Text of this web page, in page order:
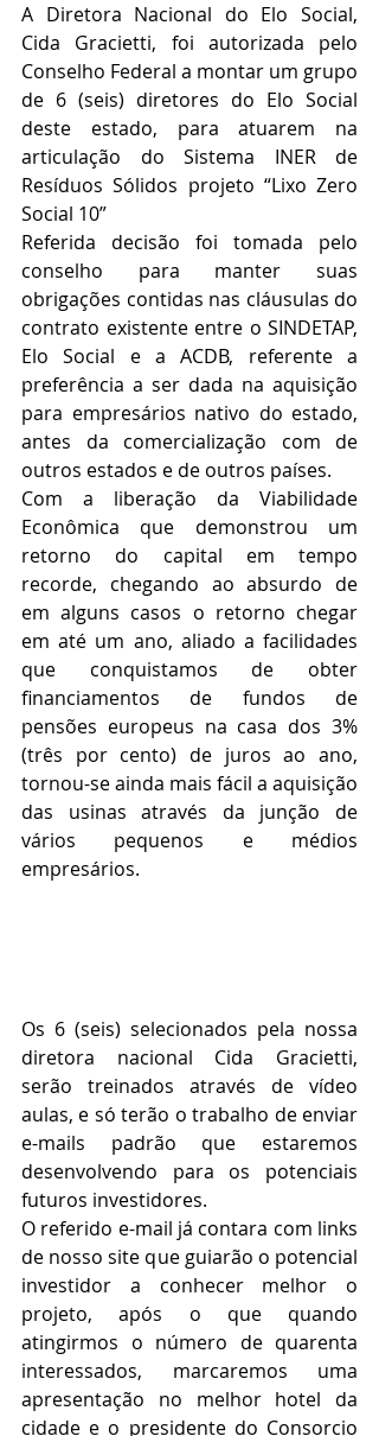
A Diretora Nacional do Elo Social,
Cida Gracietti, foi autorizada pelo
Conselho Federal a montar um grupo
de 6 (seis) diretores do Elo Social
deste estado, para atuarem na
articulação do Sistema INER de
Resíduos Sólidos projeto “Lixo Zero
Social 10”
Referida decisão foi tomada pelo
conselho para manter suas
obrigações contidas nas cláusulas do
contrato existente entre o SINDETAP,
Elo Social e a ACDB, referente a
preferência a ser dada na aquisição
para empresários nativo do estado,
antes da comercialização com de
outros estados e de outros países.
Com a liberação da Viabilidade
Econômica que demonstrou um
retorno do capital em tempo
recorde, chegando ao absurdo de
em alguns casos o retorno chegar
em até um ano, aliado a facilidades
que conquistamos de obter
financiamentos de fundos de
pensões europeus na casa dos 3%
(três por cento) de juros ao ano,
tornou-se ainda mais fácil a aquisição
das usinas através da junção de
vários pequenos e médios
empresários.
Os 6 (seis) selecionados pela nossa
diretora nacional Cida Gracietti,
serão treinados através de vídeo
aulas, e só terão o trabalho de enviar
e-mails padrão que estaremos
desenvolvendo para os potenciais
futuros investidores.
O referido e-mail já contara com links
de nosso site que guiarão o potencial
investidor a conhecer melhor o
projeto, após o que quando
atingirmos o número de quarenta
interessados, marcaremos uma
apresentação no melhor hotel da
cidade e o presidente do Consorcio